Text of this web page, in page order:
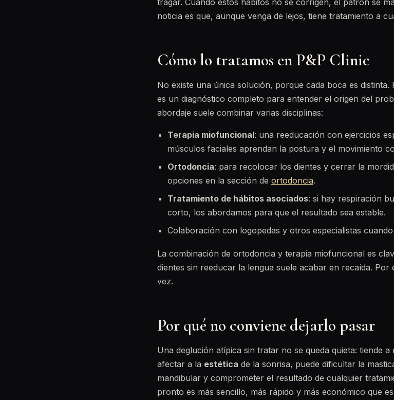
tragar. Cuando estos hábitos no se corrigen, el patrón se
noticia es que, aunque venga de lejos, tiene tratamiento a
Cómo lo tratamos en P&P Clinic
No existe una única solución, porque cada boca es
es un diagnóstico completo para entender el origen del
abordaje suele combinar varias disciplinas:
Terapia miofuncional: una reeducación con ejercicios
músculos faciales aprendan la postura y el movimiento
Ortodoncia: para recolocar los dientes y cerrar la
opciones en la sección de ortodoncia.
Tratamiento de hábitos asociados: si hay respiración
corto, los abordamos para que el resultado sea estable.
Colaboración con logopedas y otros especialistas
La combinación de ortodoncia y terapia miofuncional es
dientes sin reeducar la lengua suele acabar en recaída. Por
vez.
Por qué no conviene dejarlo pasar
Una deglución atípica sin tratar no se queda quieta: tiende
afectar a la estética de la sonrisa, puede dificultar la
mandibular y comprometer el resultado de cualquier
pronto es más sencillo, más rápido y más económico que